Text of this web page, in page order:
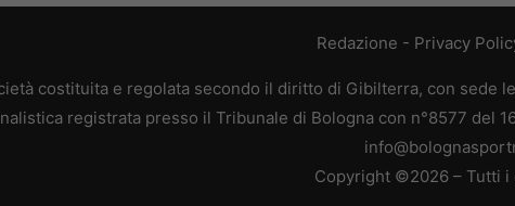
Redazione - Privacy
costituita e regolata secondo il diritto di Gibilterra, con sede
registrata presso il Tribunale di Bologna con n°8577 del
Copyright ©2026 – Tutti